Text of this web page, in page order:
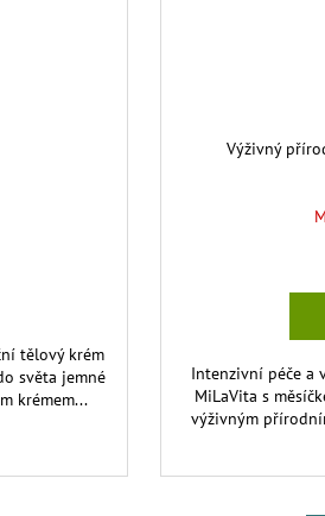
tělový krém
světa jemné
krémem...
Výživný
Intenzivní péče a
MiLaVita s
výživným